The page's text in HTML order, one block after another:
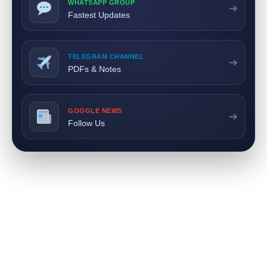
WHATSAPP GROUP
Fastest Updates
➔
TELEGRAM CHANNEL
PDFs & Notes
➔
GOOGLE NEWS
Follow Us
➔